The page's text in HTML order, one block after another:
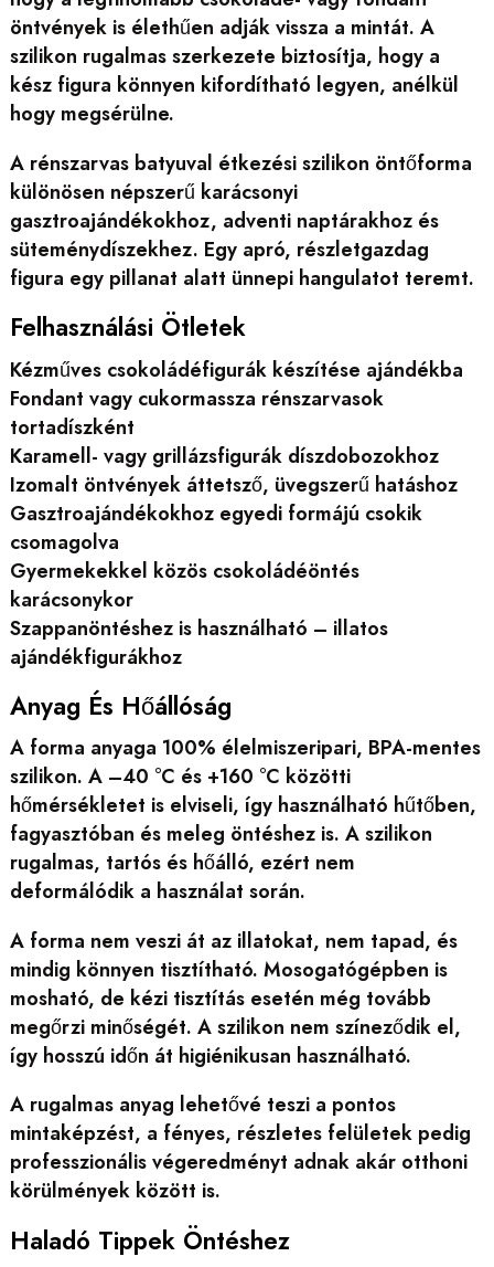
öntvények is élethűen adják vissza a mintát. A
szilikon rugalmas szerkezete biztosítja, hogy a
kész figura könnyen kifordítható legyen, anélkül
hogy megsérülne.
A rénszarvas batyuval étkezési szilikon öntőforma
különösen népszerű karácsonyi
gasztroajándékokhoz, adventi naptárakhoz és
süteménydíszekhez. Egy apró, részletgazdag
figura egy pillanat alatt ünnepi hangulatot teremt.
Felhasználási Ötletek
Kézműves csokoládéfigurák készítése ajándékba
Fondant vagy cukormassza rénszarvasok
tortadíszként
Karamell- vagy grillázsfigurák díszdobozokhoz
Izomalt öntvények áttetsző, üvegszerű hatáshoz
Gasztroajándékokhoz egyedi formájú csokik
csomagolva
Gyermekekkel közös csokoládéöntés
karácsonykor
Szappanöntéshez is használható – illatos
ajándékfigurákhoz
Anyag És Hőállóság
A forma anyaga 100% élelmiszeripari, BPA-mentes
szilikon. A –40 °C és +160 °C közötti
hőmérsékletet is elviseli, így használható hűtőben,
fagyasztóban és meleg öntéshez is. A szilikon
rugalmas, tartós és hőálló, ezért nem
deformálódik a használat során.
A forma nem veszi át az illatokat, nem tapad, és
mindig könnyen tisztítható. Mosogatógépben is
mosható, de kézi tisztítás esetén még tovább
megőrzi minőségét. A szilikon nem színeződik el,
így hosszú időn át higiénikusan használható.
A rugalmas anyag lehetővé teszi a pontos
mintaképzést, a fényes, részletes felületek pedig
professzionális végeredményt adnak akár otthoni
körülmények között is.
Haladó Tippek Öntéshez